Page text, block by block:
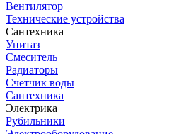
Вентилятор
Технические устройства
Сантехника
Унитаз
Смеситель
Радиаторы
Счетчик воды
Сантехника
Электрика
Рубильники